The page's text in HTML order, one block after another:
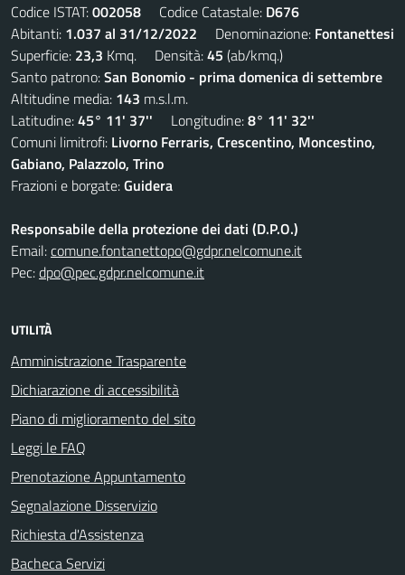
Codice ISTAT:002058 Codice Catastale: D676
Abitanti: 1.037 al 31/12/2022 Denominazione: Fontanettesi
Superficie: 23,3 Kmq. Densità:45 (ab/kmq.)
Santo patrono:San Bonomio - prima domenica di settembre
Altitudine media: 143 m.s.l.m.
Latitudine:45° 11' 37'' Longitudine:8° 11' 32''
Comuni limitrofi: Livorno Ferraris, Crescentino, Moncestino,
Gabiano, Palazzolo, Trino
Frazioni e borgate:Guidera
Responsabile della protezione dei dati (D.P.O.)
Email:comune.fontanettopo@gdpr.nelcomune.it
Pec:dpo@pec.gdpr.nelcomune.it
UTILITÀ
Amministrazione Trasparente
Dichiarazione di accessibilità
Piano di miglioramento del sito
Leggi le FAQ
Prenotazione Appuntamento
Segnalazione Disservizio
Richiesta d'Assistenza
Bacheca Servizi